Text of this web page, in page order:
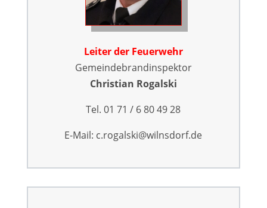
Leiter der Feuerwehr
Gemeindebrandinspektor
Christian Rogalski
Tel. 01 71 / 6 80 49 28
E-Mail: c.rogalski@wilnsdorf.de